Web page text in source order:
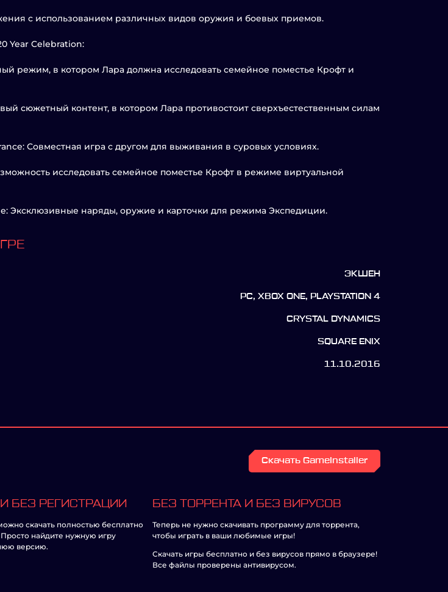
с использованием различных видов оружия и боевых приемов.
Year Celebration:
режим, в котором Лара должна исследовать семейное поместье Крофт и
сюжетный контент, в котором Лара противостоит сверхъестественным силам
Совместная игра с другом для выживания в суровых условиях.
исследовать семейное поместье Крофт в режиме виртуальной
Эксклюзивные наряды, оружие и карточки для режима Экспедиции.
ЭКШЕН
PC, XBOX ONE, PLAYSTATION 4
CRYSTAL DYNAMICS
SQUARE ENIX
11.10.2016
Скачать GameInstaller
БЕЗ РЕГИСТРАЦИИ
скачать полностью бесплатно
Просто найдите нужную игру
версию.
БЕЗ ТОРРЕНТА И БЕЗ ВИРУСОВ
Теперь не нужно скачивать программу для торрента,
чтобы играть в ваши любимые игры!
Скачать игры бесплатно и без вирусов прямо в браузере!
Все файлы проверены антивирусом.